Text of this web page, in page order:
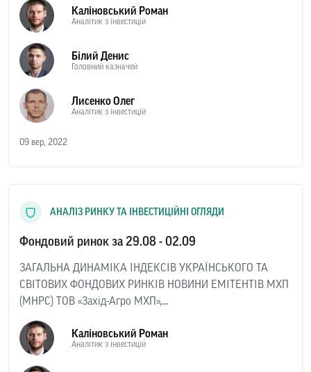
Каліновський Роман
Аналітик з інвестицій
Білий Денис
Головний казначей
Лисенко Олег
Аналітик з інвестицій
09 вер, 2022
АНАЛІЗ РИНКУ ТА ІНВЕСТИЦІЙНІ ОГЛЯДИ
Фондовий ринок за 29.08 - 02.09
ЗАГАЛЬНА ДИНАМІКА ІНДЕКСІВ УКРАЇНСЬКОГО ТА
СВІТОВИХ ФОНДОВИХ РИНКІВ НОВИНИ ЕМІТЕНТІВ МХП
(MHPC) ТОВ «Захід-Агро МХП»,...
Каліновський Роман
Аналітик з інвестицій